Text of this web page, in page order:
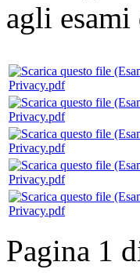
agli
Privacy.pdf
Privacy.pdf
Privacy.pdf
Privacy.pdf
Privacy.pdf
Pagina 1